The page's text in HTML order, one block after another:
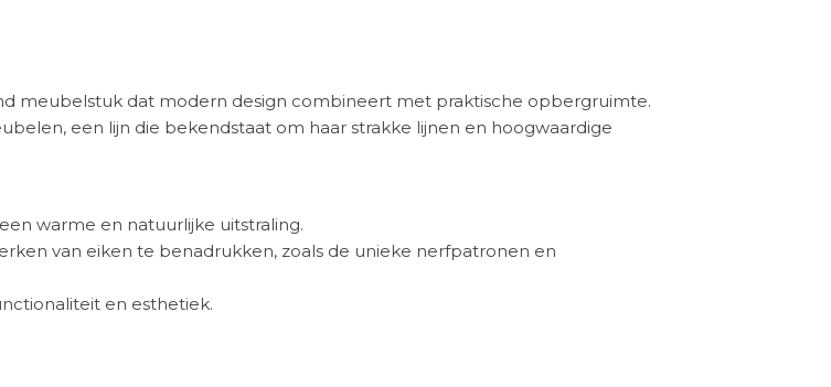
meubelstuk dat modern design combineert met praktische opbergruimte.
een lijn die bekendstaat om haar strakke lijnen en hoogwaardige
warme en natuurlijke uitstraling.
van eiken te benadrukken, zoals de unieke nerfpatronen en
en esthetiek.